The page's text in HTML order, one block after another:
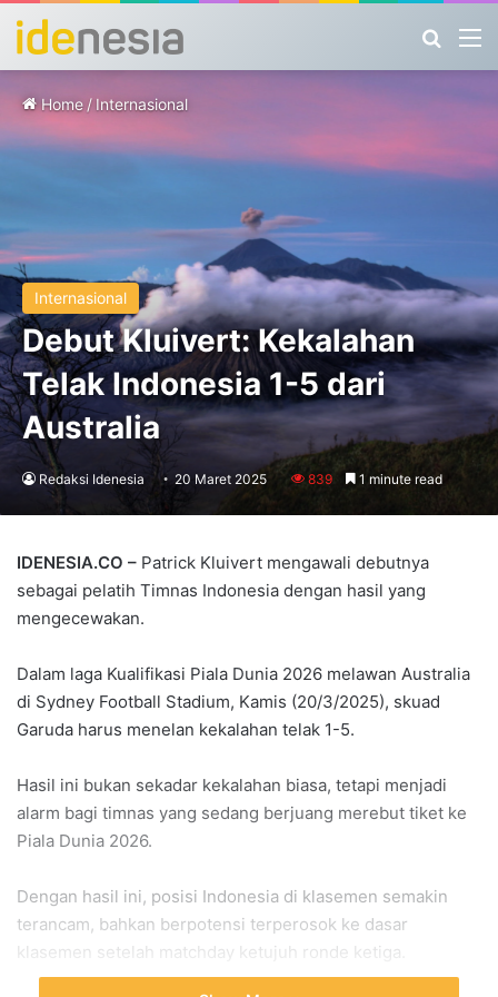
Home / Internasional
Internasional
Debut Kluivert: Kekalahan
Telak Indonesia 1-5 dari
Australia
Redaksi Idenesia 20 Maret 2025 839 1 minute read
IDENESIA.CO – Patrick Kluivert mengawali debutnya
sebagai pelatih Timnas Indonesia dengan hasil yang
mengecewakan.
Dalam laga Kualifikasi Piala Dunia 2026 melawan Australia
di Sydney Football Stadium, Kamis (20/3/2025), skuad
Garuda harus menelan kekalahan telak 1-5.
Hasil ini bukan sekadar kekalahan biasa, tetapi menjadi
alarm bagi timnas yang sedang berjuang merebut tiket ke
Piala Dunia 2026.
Dengan hasil ini, posisi Indonesia di klasemen semakin
terancam, bahkan berpotensi terperosok ke dasar
klasemen setelah matchday ketujuh ronde ketiga.